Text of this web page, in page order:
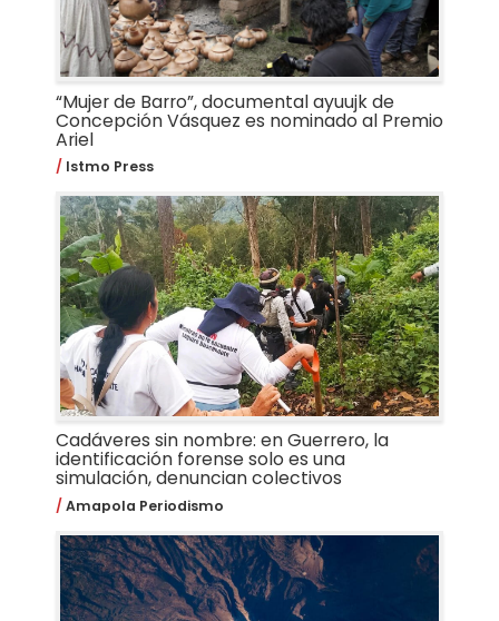
“Mujer de Barro”, documental ayuujk de
Concepción Vásquez es nominado al Premio
Ariel
Istmo Press
Cadáveres sin nombre: en Guerrero, la
identificación forense solo es una
simulación, denuncian colectivos
Amapola Periodismo